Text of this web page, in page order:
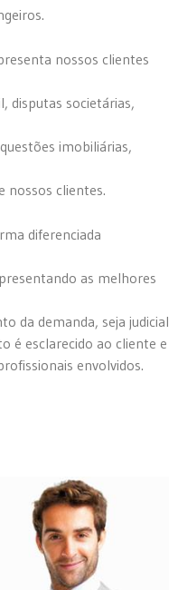
nossos clientes
disputas societárias,
imobiliárias,
nossos clientes.
diferenciada
as melhores
da demanda, seja judicial
é esclarecido ao cliente e
envolvidos.